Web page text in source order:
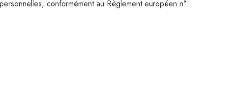
conformément au Règlement européen n°